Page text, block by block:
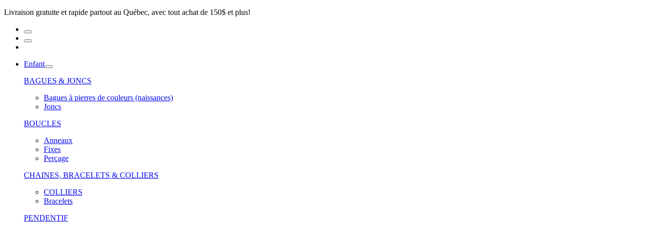
Livraison gratuite et rapide partout au Québec, avec tout achat de 150$ et plus!
Enfant
BAGUES & JONCS
Bagues à pierres de couleurs (naissances)
Joncs
BOUCLES
Anneaux
Fixes
Perçage
CHAINES, BRACELETS & COLLIERS
COLLIERS
Bracelets
PENDENTIF